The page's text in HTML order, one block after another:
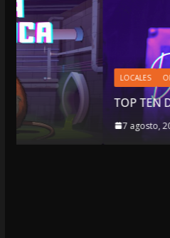
LOCALES OPINIÓN
TOP TEN DEL REPUDIO
7 agosto, 2026